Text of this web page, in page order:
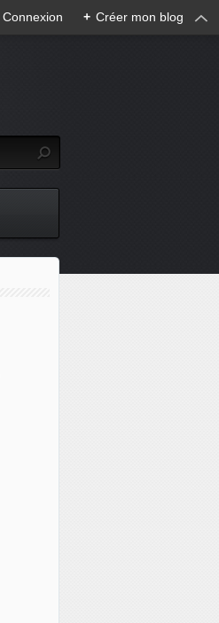
Connexion + Créer mon blog